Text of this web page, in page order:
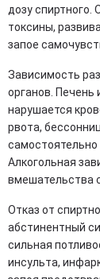
дозу спиртного.
токсины,
запое
Зависимость
органов. Печень
нарушается
рвота,
Алкогольная
вмешательства
Отказ от
абстинентный
сильная
инсульта,